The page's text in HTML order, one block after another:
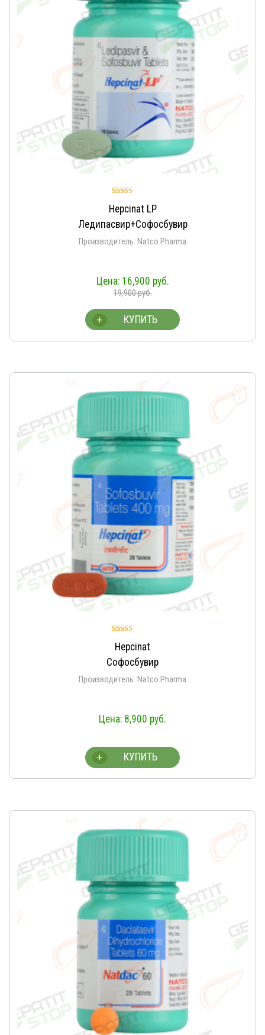
4.94
из 5
Hepcinat LP
Ледипасвир+Софосбувир
Производитель: Natco Pharma
16,900 руб.
19,900руб.
КУПИТЬ
+
4.93
из 5
Hepcinat
Софосбувир
Производитель: Natco Pharma
8,900 руб.
КУПИТЬ
+